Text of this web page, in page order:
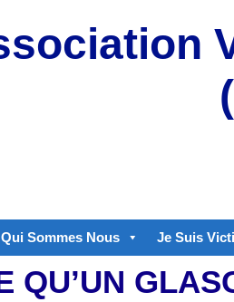
Qui Sommes Nous Je Suis
QU’UN